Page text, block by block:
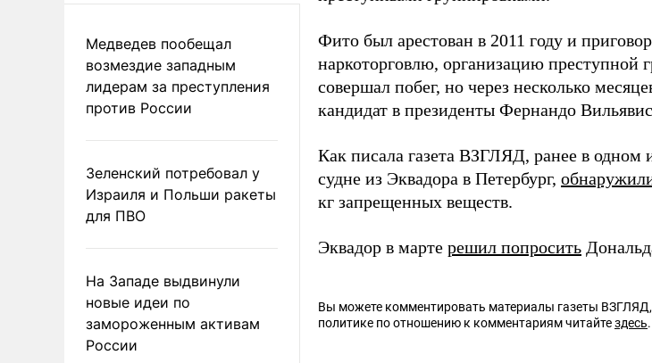
Медведев пообещал
возмездие западным
лидерам за преступления
против России
Зеленский потребовал у
Израиля и Польши ракеты
для ПВО
На Западе выдвинули
новые идеи по
замороженным активам
России
Фито был арестован в 2011 году и
наркоторговлю, организацию преступной
совершал побег, но через несколько
кандидат в президенты Фернандо
Как писала газета ВЗГЛЯД, ранее в
судне из Эквадора в Петербург,
кг запрещенных веществ.
Эквадор в марте решил попросить
Вы можете комментировать материалы газеты ВЗГЛЯД,
политике по отношению к комментариям читайтездесь.